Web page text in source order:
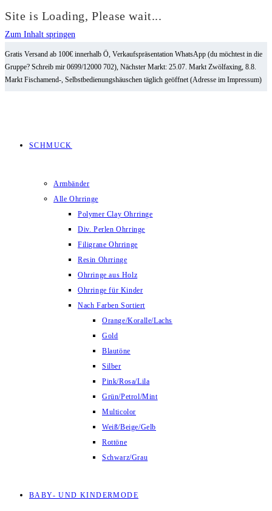
Site is Loading, Please wait...
Zum Inhalt springen
Gratis Versand ab 100€ innerhalb Ö, Verkaufspräsentation WhatsApp (du möchtest in die
Gruppe? Schreib mir 0699/12000 702), Nächster Markt: 25.07. Markt Zwölfaxing, 8.8.
Markt Fischamend-, Selbstbedienungshäuschen täglich geöffnet (Adresse im Impressum)
SCHMUCK
Armbänder
Alle Ohrringe
Polymer Clay Ohrringe
Div. Perlen Ohrringe
Filigrane Ohrringe
Resin Ohrringe
Ohrringe aus Holz
Ohrringe für Kinder
Nach Farben Sortiert
Orange/Koralle/Lachs
Gold
Blautöne
Silber
Pink/Rosa/Lila
Grün/Petrol/Mint
Multicolor
Weiß/Beige/Gelb
Rottöne
Schwarz/Grau
BABY- UND KINDERMODE